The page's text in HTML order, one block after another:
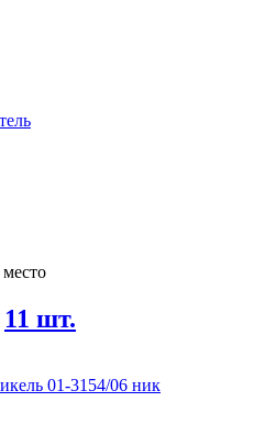
11 шт.
01-3154/06 ник